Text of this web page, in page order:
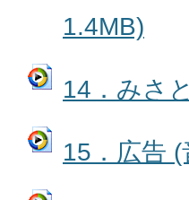
1.4MB)
14．みさ
15．広告